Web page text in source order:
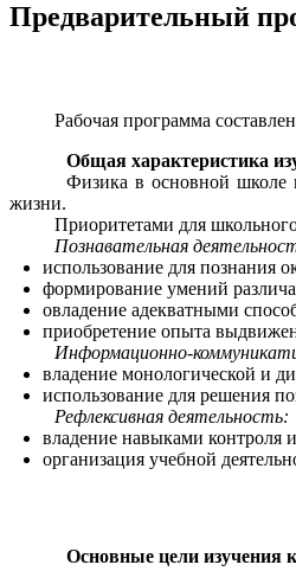
Предварительный
Рабочая программа
Общая характеристика
Физика в основной школе
жизни.
Приоритетами для
Познавательная
использование для познания
формирование умений
овладение адекватными
приобретение опыта
Информационно-
владение монологической и
использование для решения
Рефлексивная деятельность:
владение навыками контроля
организация учебной
Основные цели изучения